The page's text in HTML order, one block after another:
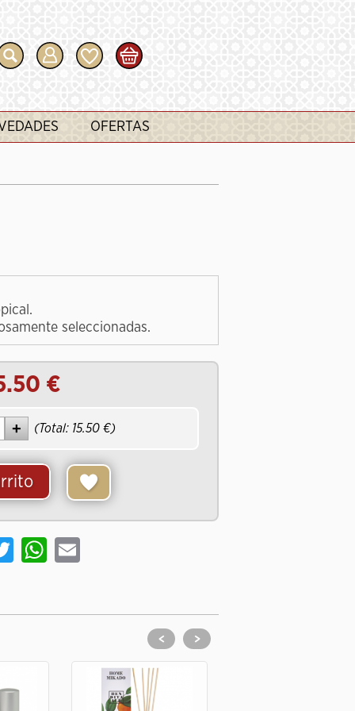
OFERTAS
seleccionadas.
(Total: 15.50)
TwitterWhatsApp
< >